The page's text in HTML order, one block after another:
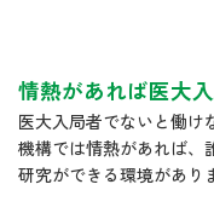
情熱があれば医大
医大入局者でないと働け
機構では情熱があれば、
研究ができる環境があり